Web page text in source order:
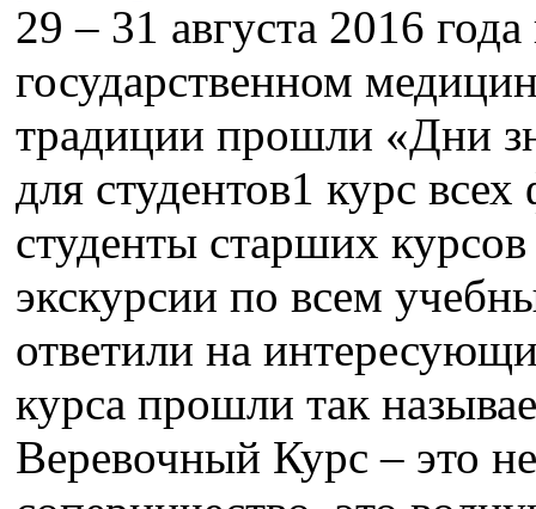
29 – 31 августа 2016
государственном
традиции прошли «Дни
для студентов1 курс
студенты старших
экскурсии по всем
ответили на
курса прошли так
Веревочный Курс – это